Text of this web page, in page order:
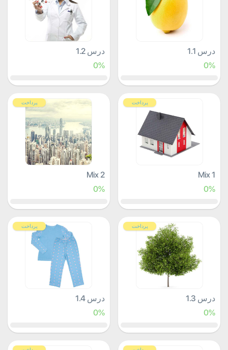
درس 1.1
0%
درس 1.2
0%
پرداخت
Mix 1
0%
پرداخت
Mix 2
0%
پرداخت
درس 1.3
0%
پرداخت
درس 1.4
0%